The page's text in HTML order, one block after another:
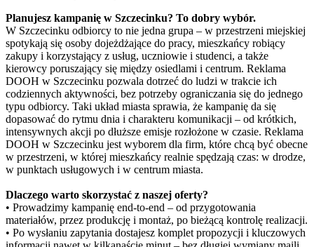
Planujesz kampanię w Szczecinku? To dobry wybór.
W Szczecinku odbiorcy to nie jedna grupa – w przestrzeni miejskiej
spotykają się osoby dojeżdżające do pracy, mieszkańcy robiący
zakupy i korzystający z usług, uczniowie i studenci, a także
kierowcy poruszający się między osiedlami i centrum. Reklama
DOOH w Szczecinku pozwala dotrzeć do ludzi w trakcie ich
codziennych aktywności, bez potrzeby ograniczania się do jednego
typu odbiorcy. Taki układ miasta sprawia, że kampanię da się
dopasować do rytmu dnia i charakteru komunikacji – od krótkich,
intensywnych akcji po dłuższe emisje rozłożone w czasie. Reklama
DOOH w Szczecinku jest wyborem dla firm, które chcą być obecne
w przestrzeni, w której mieszkańcy realnie spędzają czas: w drodze,
w punktach usługowych i w centrum miasta.
Dlaczego warto skorzystać z naszej oferty?
• Prowadzimy kampanię end-to-end – od przygotowania
materiałów, przez produkcję i montaż, po bieżącą kontrolę realizacji.
• Po wysłaniu zapytania dostajesz komplet propozycji i kluczowych